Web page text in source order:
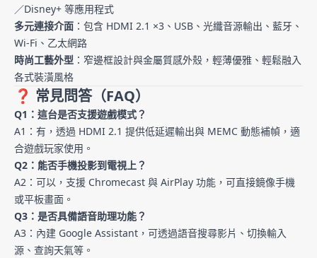
／Disney+ 等應用程式
多元連接介面 ：包含 HDMI 2.1 ×3、USB、光纖音源輸出、藍牙、
Wi‑Fi、乙太網路
時尚工藝外型 ：窄邊框設計與金屬質感外殼，輕薄優雅、輕鬆融入
各式裝潢風格
❓ 常見問答（FAQ）
Q1：這台是否支援遊戲模式？
A1：有，透過 HDMI 2.1 提供低延遲輸出與 MEMC 動態補幀，適
合遊戲玩家使用。
Q2：能否手機投影到電視上？
A2：可以，支援 Chromecast 與 AirPlay 功能，可直接鏡像手機
或平板畫面。
Q3：是否具備語音助理功能？
A3：內建 Google Assistant，可透過語音搜尋影片、切換輸入
源、查詢天氣等。